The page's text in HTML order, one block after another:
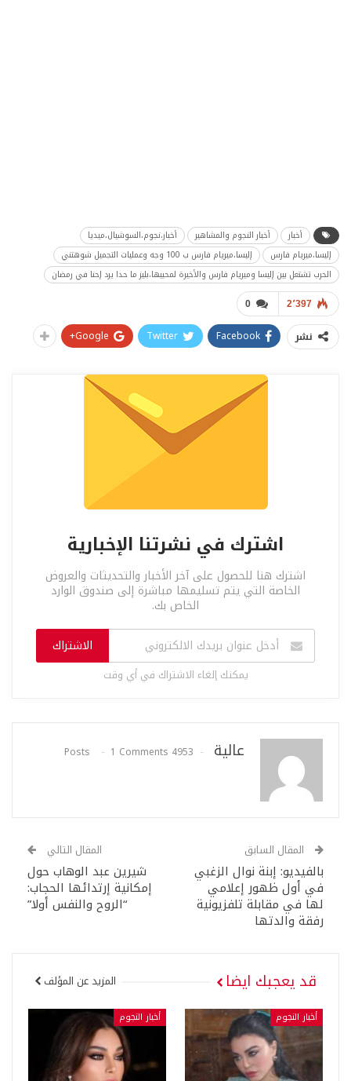
أخبار أخبار النجوم والمشاهير
أخبار،نجوم،السوشيال،ميديا
إليسا،ميريام فارس
إليسا،ميريام فارس ب 100 وجه وعمليات التجميل شوهتني
الحرب تشتعل بين إليسا وميريام فارس والأخيرة لمحبيها،بليز ما حدا يرد إحنا في رمضان
0 2٬397
نشر Facebook
Twitter
Google+
اشترك في نشرتنا الإخبارية
اشترك هنا للحصول على آخر الأخبار والتحديثات والعروض
الخاصة التي يتم تسليمها مباشرة إلى صندوق الوارد
الخاص بك.
الاشتراك
يمكنك إلغاء الاشتراك في أي وقت
عالية 4953 Posts
1 Comments
المقال السابق
بالفيديو: إبنة نوال الزغبي
في أول ظهور إعلامي
لها في مقابلة تلفزيونية
رفقة والدتها
المقال التالي
شيرين عبد الوهاب حول
إمكانية إرتدائها الحجاب:
“الروح والنفس أولا”
قد يعجبك ايضا المزيد عن المؤلف
أخبار النجوم أخبار النجوم